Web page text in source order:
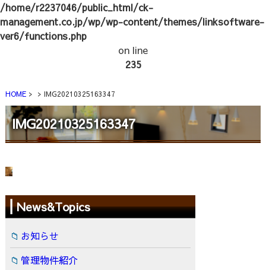
/home/r2237046/public_html/ck-
management.co.jp/wp/wp-content/themes/linksoftware-
ver6/functions.php
on line
235
HOME IMG20210325163347
IMG20210325163347
News&Topics
お知らせ
管理物件紹介